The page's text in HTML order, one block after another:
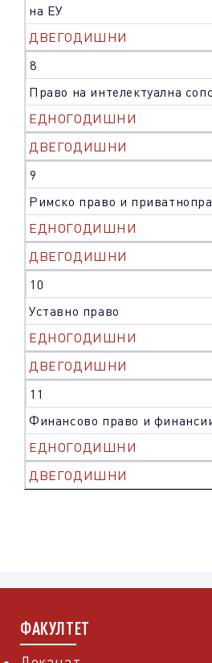
на ЕУ
ДВЕГОДИШНИ
8
Право на интелектуална
ЕДНОГОДИШНИ
ДВЕГОДИШНИ
9
Римско право и
ЕДНОГОДИШНИ
ДВЕГОДИШНИ
10
Уставно правo
ЕДНОГОДИШНИ
ДВЕГОДИШНИ
11
Финансово право и
ЕДНОГОДИШНИ
ДВЕГОДИШНИ
ФАКУЛТЕТ